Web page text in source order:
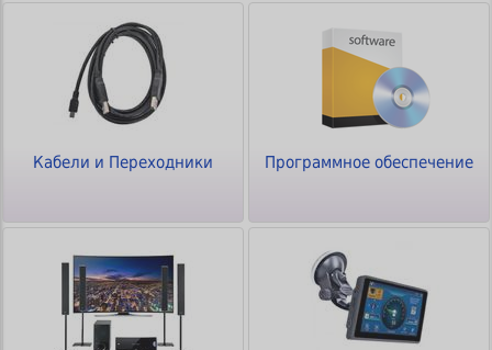
Кабели и Переходники Программное обеспечение